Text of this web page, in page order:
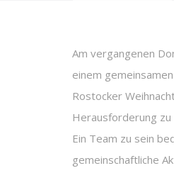
Am vergangenen
einem
Rostocker
Herausforderung zu
Ein Team zu sein
gemeinschaftliche